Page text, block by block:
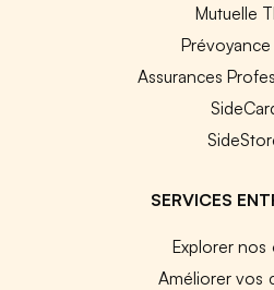
Mutuelle
Prévoyance
Assurances
SERVICES
Explorer nos
Améliorer vos